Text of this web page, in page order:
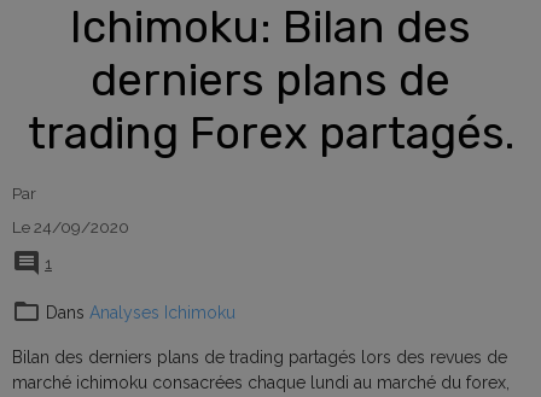
Ichimoku: Bilan des
derniers plans de
trading Forex partagés.
Par
Le 24/09/2020
1
Dans Analyses Ichimoku
Bilan des derniers plans de trading partagés lors des revues de
marché ichimoku consacrées chaque lundi au marché du forex,